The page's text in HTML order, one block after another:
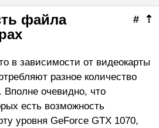
⇡
#
файла
в зависимости от видеокарты
разное количество
Вполне очевидно, что
есть возможность
уровня GeForce GTX 1070,